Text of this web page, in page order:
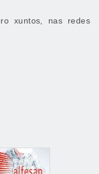
xuntos, nas redes